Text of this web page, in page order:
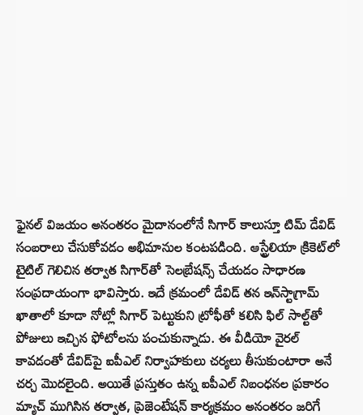
ఫైనల్ విజయం అనంతరం మైదానంలోనే సిగార్ కాలుస్తూ టిమ్ డేవిడ్
సంబరాలు చేసుకోవడం అభిమానుల కంటపడింది. ఆస్ట్రేలియా క్రికెట్‌లో
టైటిల్ గెలిచిన తర్వాత సిగార్‌తో సెలబ్రేషన్స్ చేయడం సాధారణ
సంప్రదాయంగా భావిస్తారు. ఇదే క్రమంలో డేవిడ్ తన ఇన్‌స్టాగ్రామ్
ఖాతాలో కూడా నోట్లో సిగార్ పెట్టుకుని ట్రోఫీతో కలిసి ఫిల్ సాల్ట్‌తో
పోజులు ఇచ్చిన ఫోటోలను పంచుకున్నాడు. ఈ వీడియో వైరల్
కావడంతో డేవిడ్‌పై ఐపీఎల్ నిర్వాహకులు చర్యలు తీసుకుంటారా అనే
చర్చ మొదలైంది. అయితే ప్రస్తుతం ఉన్న ఐపీఎల్ నిబంధనల ప్రకారం
మ్యాచ్ ముగిసిన తర్వాత, ప్రెజెంటేషన్ కార్యక్రమం అనంతరం జరిగే